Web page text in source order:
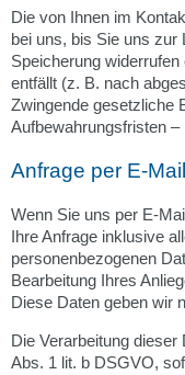
Die von Ihnen im
bei uns, bis Sie uns zur
Speicherung
entfällt (z. B. nach
Zwingende gesetzliche
Aufbewahrungsfristen –
Anfrage per E-
Wenn Sie uns per E-
Ihre Anfrage inklusive
personenbezogenen
Bearbeitung Ihres
Diese Daten geben wir
Die Verarbeitung dieser
Abs. 1 lit. b DSGVO,